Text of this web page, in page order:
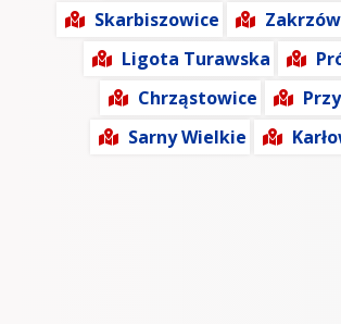
Skarbiszowice
Ligota Turawska
Chrząstowice
Sarny Wielkie